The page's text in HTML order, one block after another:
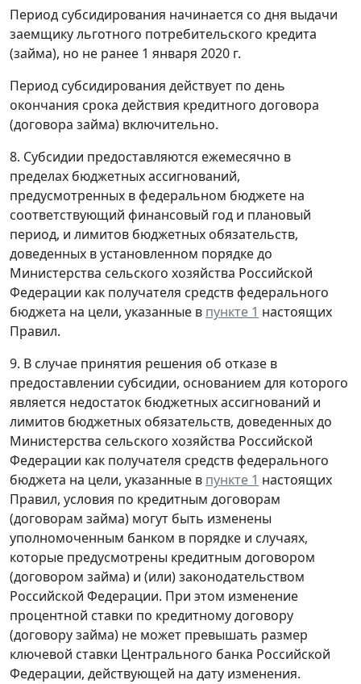
Период субсидирования начинается со дня выдачи
заемщику льготного потребительского кредита
(займа), но не ранее 1 января 2020 г.
Период субсидирования действует по день
окончания срока действия кредитного договора
(договора займа) включительно.
8. Субсидии предоставляются ежемесячно в
пределах бюджетных ассигнований,
предусмотренных в федеральном бюджете на
соответствующий финансовый год и плановый
период, и лимитов бюджетных обязательств,
доведенных в установленном порядке до
Министерства сельского хозяйства Российской
Федерации как получателя средств федерального
бюджета на цели, указанные в пункте 1 настоящих
Правил.
9. В случае принятия решения об отказе в
предоставлении субсидии, основанием для которого
является недостаток бюджетных ассигнований и
лимитов бюджетных обязательств, доведенных до
Министерства сельского хозяйства Российской
Федерации как получателя средств федерального
бюджета на цели, указанные в пункте 1 настоящих
Правил, условия по кредитным договорам
(договорам займа) могут быть изменены
уполномоченным банком в порядке и случаях,
которые предусмотрены кредитным договором
(договором займа) и (или) законодательством
Российской Федерации. При этом изменение
процентной ставки по кредитному договору
(договору займа) не может превышать размер
ключевой ставки Центрального банка Российской
Федерации, действующей на дату изменения.